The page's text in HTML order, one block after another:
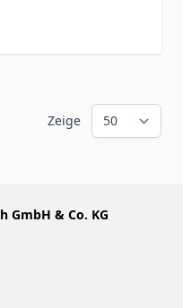
Zeige
GmbH & Co. KG